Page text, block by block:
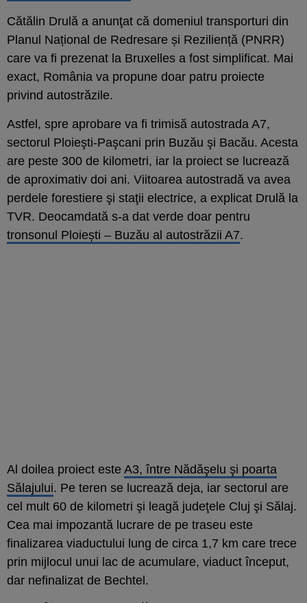
Cătălin Drulă a anunţat că domeniul transporturi din
Planul Național de Redresare și Reziliență (PNRR)
care va fi prezenat la Bruxelles a fost simplificat. Mai
exact, România va propune doar patru proiecte
privind autostrăzile.
Astfel, spre aprobare va fi trimisă autostrada A7,
sectorul Ploieşti-Paşcani prin Buzău şi Bacău. Acesta
are peste 300 de kilometri, iar la proiect se lucrează
de aproximativ doi ani. Viitoarea autostradă va avea
perdele forestiere şi staţii electrice, a explicat Drulă la
TVR. Deocamdată s-a dat verde doar pentru
tronsonul Ploiești – Buzău al autostrăzii A7.
Al doilea proiect este A3, între Nădăşelu şi poarta
Sălajului. Pe teren se lucrează deja, iar sectorul are
cel mult 60 de kilometri şi leagă judeţele Cluj şi Sălaj.
Cea mai impozantă lucrare de pe traseu este
finalizarea viaductului lung de circa 1,7 km care trece
prin mijlocul unui lac de acumulare, viaduct început,
dar nefinalizat de Bechtel.